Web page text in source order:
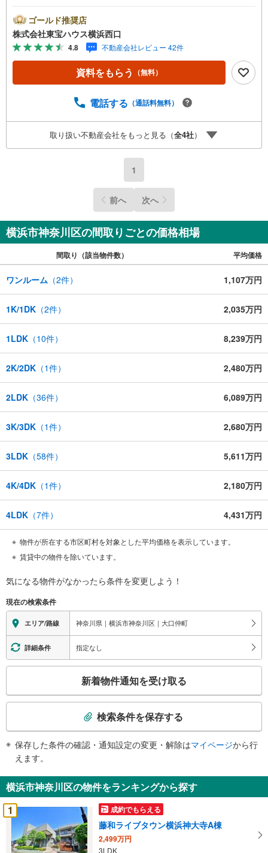
ャンペーン対象店舗ーーーー当店で物件を成約するとPayP
ayボーナスライトがもらえる「Yahoo！ 不動産 物件ご成約
キャンペーン」の対象になります。「資料をもらう」「見
学予約をする」ボタンからお問い合わせください。※必ずY
ahoo！ JAPAN IDでログインしてください。※PayPayボー
ナスライトは出金と譲渡はできません。有効期限は付与日
ーーーーーーー紹介金融機関/都市銀行利率/年利 0.95％
実際の適用金利は融資実行時のものとなります。金利情勢
により表記の返済額と異なる場合があります。ーーーーー
ーーーーーーーーーーーーーーーーーーーー
ゴールド推奨店
株式会社東宝ハウス横浜西口
4.8 不動産会社レビュー 42件
資料をもらう （無料）
電話する （通話料無料）
取り扱い不動産会社をもっと見る（全4社）
1
前へ 次へ
横浜市神奈川区の間取りごとの価格相場
間取り（該当物件数） 平均価格
ワンルーム （2件） 1,107万円
1K/1DK （2件） 2,035万円
1LDK （10件） 8,239万円
2K/2DK （1件） 2,480万円
2LDK （36件） 6,089万円
3K/3DK （1件） 2,680万円
3LDK （58件） 5,611万円
4K/4DK （1件） 2,180万円
4LDK （7件） 4,431万円
物件が所在する市区町村を対象とした平均価格を表示しています。
賃貸中の物件を除いています。
気になる物件がなかったら条件を変更しよう！
現在の検索条件
エリア/路線 神奈川県｜横浜市神奈川区｜大口仲町
詳細条件 指定なし
検
知
を
受
け
取
る
新着物件通知を受け取る
検索条件を保存する
保存した条件の確認・通知設定の変更・解除はマイページから行
えます。
横浜市神奈川区の物件をランキングから探す
1
成約でもらえる
藤和ライブタウン横浜神大寺A棟
2,499万円
3LDK